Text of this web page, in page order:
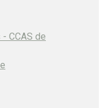
CCAS de